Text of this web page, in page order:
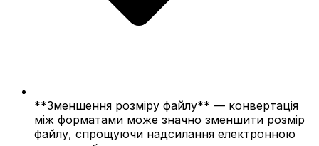
**Зменшення розміру файлу** — конвертація
між форматами може значно зменшити розмір
файлу, спрощуючи надсилання електронною